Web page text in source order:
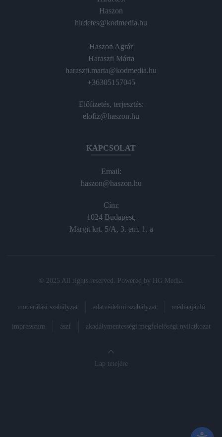
Haszon
hirdetes@kodmedia.hu
Haszon Agrár
Haraszti Márta
haraszti.marta@kodmedia.hu
+36305157045
Előfizetés, terjesztés:
elofiz@haszon.hu
KAPCSOLAT
Email:
haszon@haszon.hu
Cím:
1024 Budapest,
Margit krt. 5/A, 3. em. 1. a
© 2025 All rights reserved. Powered by HG Media.
moderálási szabályzat adatvédelmi szabályzat médiaajánló
impresszum ászf akadálymentességi megfelelőségi nyilatkozat
Lap tetejére